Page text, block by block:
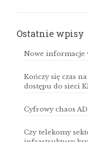
Ostatnie wpisy
Nowe informacje
Kończy się czas
dostępu do sieci
Cyfrowy chaos AD
Czy telekomy